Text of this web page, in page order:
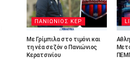
ΠΑΝΙΩΝΙΟΣ ΚΕΡ
Με Γρίμπιλα στο τιμόνι και
τη νέα σεζόν ο Πανιώνιος
Κερατσινίου